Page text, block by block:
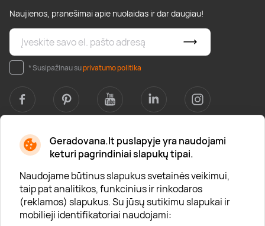
Geradovana.lt puslapyje yra naudojami
keturi pagrindiniai slapukų tipai.
Naudojame būtinus slapukus svetainės veikimui,
taip pat analitikos, funkcinius ir rinkodaros
(reklamos) slapukus. Su jūsų sutikimu slapukai ir
mobilieji identifikatoriai naudojami:
Naujienos, pranešimai apie nuolaidas ir dar daugiau!
* Susipažinau suprivatumo politika
Apie mus
Apie „Gera Dovana“
Lojalumo klubas
Karjera